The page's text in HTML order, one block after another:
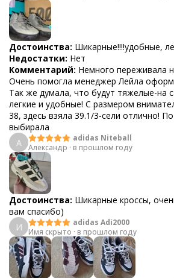
Достоинства: Шикарные!!!!удобные,
Недостатки: Нет
Комментарий: Немного переживала
Очень помогла менеджер Лейла
Так же думала, что будут тяжелые-на
легкие и удобные! С размером
38, здесь взяла 39.1/3-сели отлично!
выбирала
А
adidas Niteball
Александр · в прошлом году
Достоинства: Шикарные кроссы,
вам спасибо)
И
adidas Adi2000
Имя скрыто · в прошлом году